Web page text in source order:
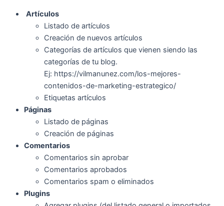
Artículos
Listado de artículos
Creación de nuevos artículos
Categorías de artículos que vienen siendo las
categorías de tu blog.
Ej: https://vilmanunez.com/los-mejores-
contenidos-de-marketing-estrategico/
Etiquetas artículos
Páginas
Listado de páginas
Creación de páginas
Comentarios
Comentarios sin aprobar
Comentarios aprobados
Comentarios spam o eliminados
Plugins